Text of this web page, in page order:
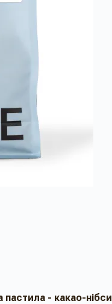
- какао-нібси